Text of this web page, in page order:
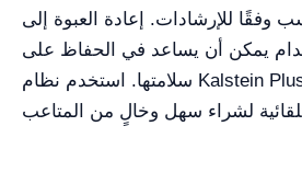
وفقًا للإرشادات. إعادة العبوة إلى
يمكن أن يساعد في الحفاظ على
سلامتها. استخدم نظام Kalstein Plus لإنتاج عروض أسعار